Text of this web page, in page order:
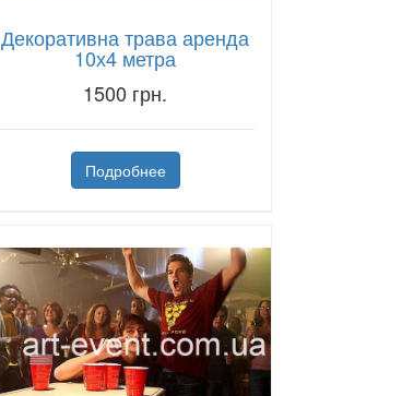
Декоративна трава аренда
10х4 метра
1500 грн.
Подробнее